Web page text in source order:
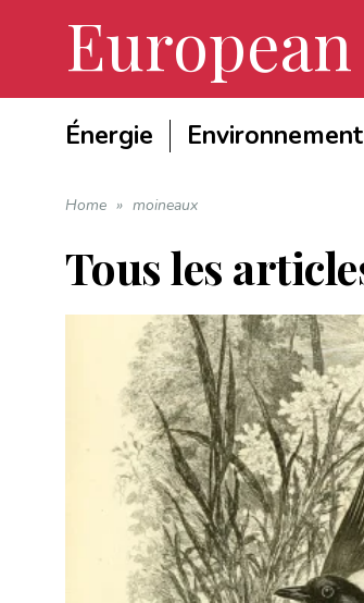
European
Énergie Environnement
Home » moineaux
Tous les